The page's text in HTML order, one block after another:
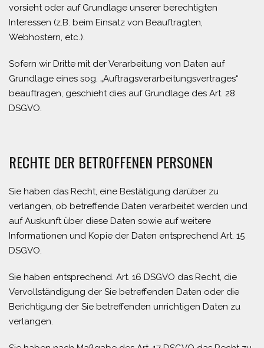
vorsieht oder auf Grundlage unserer berechtigten
Interessen (z.B. beim Einsatz von Beauftragten,
Webhostern, etc.).
Sofern wir Dritte mit der Verarbeitung von Daten auf
Grundlage eines sog. „Auftragsverarbeitungsvertrages“
beauftragen, geschieht dies auf Grundlage des Art. 28
DSGVO.
RECHTE DER BETROFFENEN PERSONEN
Sie haben das Recht, eine Bestätigung darüber zu
verlangen, ob betreffende Daten verarbeitet werden und
auf Auskunft über diese Daten sowie auf weitere
Informationen und Kopie der Daten entsprechend Art. 15
DSGVO.
Sie haben entsprechend. Art. 16 DSGVO das Recht, die
Vervollständigung der Sie betreffenden Daten oder die
Berichtigung der Sie betreffenden unrichtigen Daten zu
verlangen.